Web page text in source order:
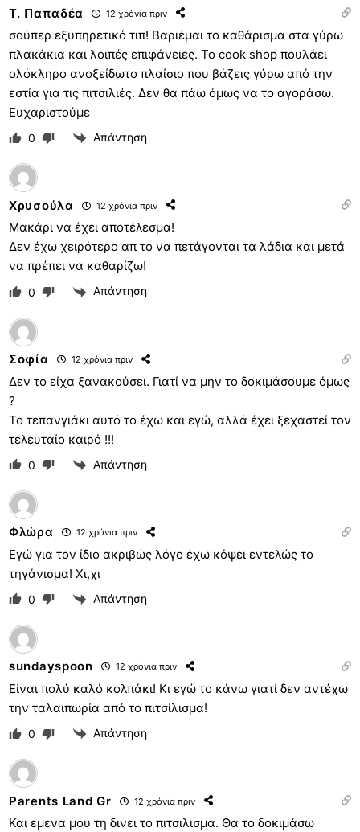
Τ. Παπαδέα 12 χρόνια πριν
σούπερ εξυπηρετικό τιπ! Βαριέμαι το καθάρισμα στα γύρω
πλακάκια και λοιπές επιφάνειες. Το cook shop πουλάει
ολόκληρο ανοξείδωτο πλαίσιο που βάζεις γύρω από την
εστία για τις πιτσιλιές. Δεν θα πάω όμως να το αγοράσω.
Ευχαριστούμε
0 Απάντηση
Χρυσούλα 12 χρόνια πριν
Μακάρι να έχει αποτέλεσμα!
Δεν έχω χειρότερο απ το να πετάγονται τα λάδια και μετά
να πρέπει να καθαρίζω!
0 Απάντηση
Σοφία 12 χρόνια πριν
Δεν το είχα ξανακούσει. Γιατί να μην το δοκιμάσουμε όμως
?
Το τεπανγιάκι αυτό το έχω και εγώ, αλλά έχει ξεχαστεί τον
τελευταίο καιρό !!!
0 Απάντηση
Φλώρα 12 χρόνια πριν
Εγώ για τον ίδιο ακριβώς λόγο έχω κόψει εντελώς το
τηγάνισμα! Χι,χι
0 Απάντηση
sundayspoon 12 χρόνια πριν
Είναι πολύ καλό κολπάκι! Κι εγώ το κάνω γιατί δεν αντέχω
την ταλαιπωρία από το πιτσίλισμα!
0 Απάντηση
Parents Land Gr 12 χρόνια πριν
Και εμενα μου τη δινει το πιτσιλισμα. Θα το δοκιμάσω